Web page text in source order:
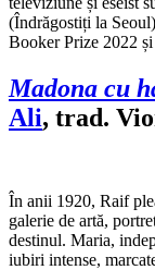
(Îndrăgostiți la
Booker Prize 2022
Madona cu
Ali, trad.
În anii 1920, Raif
galerie de artă,
destinul. Maria,
iubiri intense,